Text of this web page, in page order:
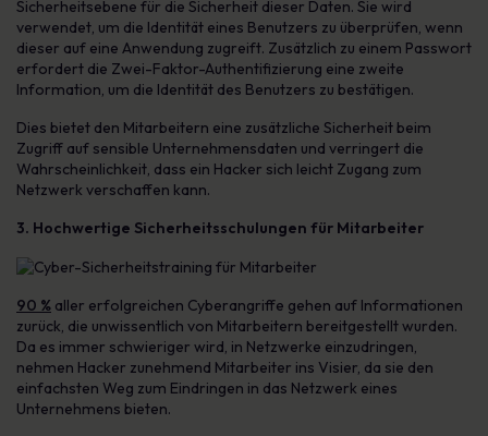
Sicherheitsebene für die Sicherheit dieser Daten. Sie wird
verwendet, um die Identität eines Benutzers zu überprüfen, wenn
dieser auf eine Anwendung zugreift. Zusätzlich zu einem Passwort
erfordert die Zwei-Faktor-Authentifizierung eine zweite
Information, um die Identität des Benutzers zu bestätigen.
Dies bietet den Mitarbeitern eine zusätzliche Sicherheit beim
Zugriff auf sensible Unternehmensdaten und verringert die
Wahrscheinlichkeit, dass ein Hacker sich leicht Zugang zum
Netzwerk verschaffen kann.
3. Hochwertige Sicherheitsschulungen für Mitarbeiter
90 % aller erfolgreichen Cyberangriffe gehen auf Informationen
zurück, die unwissentlich von Mitarbeitern bereitgestellt wurden.
Da es immer schwieriger wird, in Netzwerke einzudringen,
nehmen Hacker zunehmend Mitarbeiter ins Visier, da sie den
einfachsten Weg zum Eindringen in das Netzwerk eines
Unternehmens bieten.